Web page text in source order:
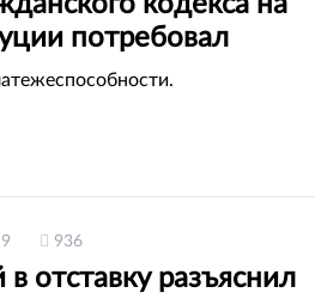
потребовал
936
отставку разъяснил